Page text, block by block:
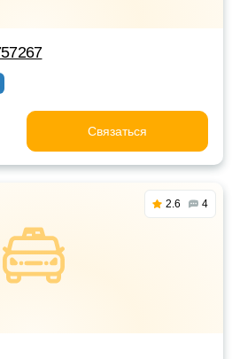
Связаться
2.6 4